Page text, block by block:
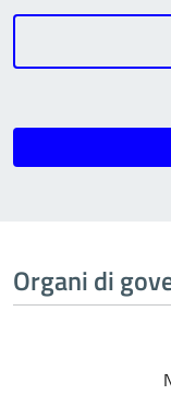
Organi di